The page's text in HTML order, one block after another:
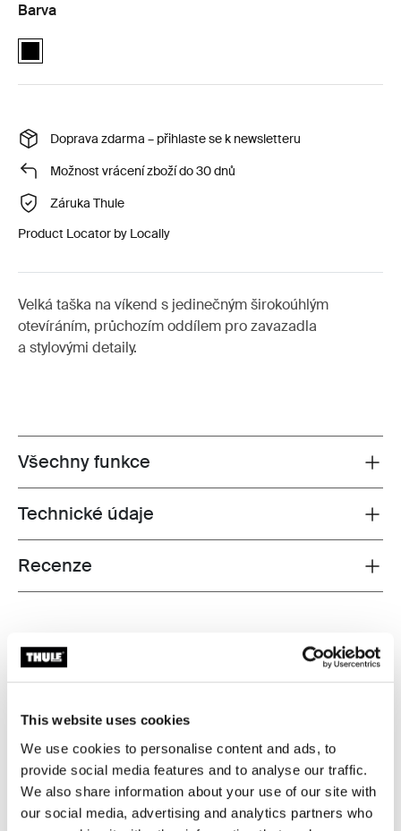
This website uses cookies
We use cookies to personalise content and ads, to
provide social media features and to analyse our traffic.
We also share information about your use of our site with
our social media, advertising and analytics partners who
Barva
Thule Spira weekender bag 37L Černá (selected)
Doprava zdarma – přihlaste se k newsletteru
Možnost vrácení zboží do 30 dnů
Záruka Thule
Product Locator by Locally
Velká taška na víkend s jedinečným širokoúhlým
otevíráním, průchozím oddílem pro zavazadla
a stylovými detaily.
Toggle features
Všechny funkce
Toggle techspec
Technické údaje
Toggle overview
Recenze